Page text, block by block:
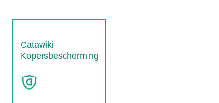
Catawiki
Kopersbescherming